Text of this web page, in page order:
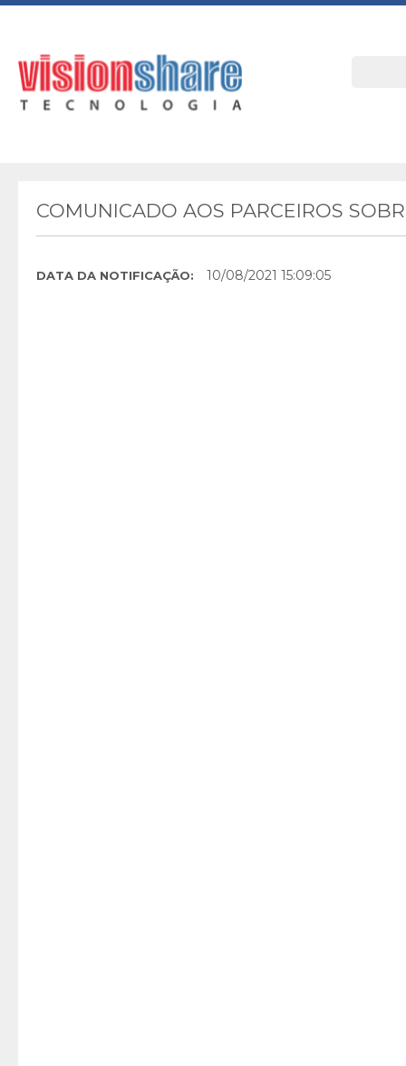
COMUNICADO AOS PARCEIROS
DATA DA NOTIFICAÇÃO: 10/08/2021 15:09:05